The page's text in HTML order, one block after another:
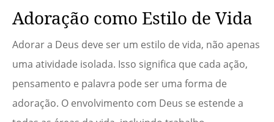
Adoração como Estilo de Vida
Adorar a Deus deve ser um estilo de vida, não apenas
uma atividade isolada. Isso significa que cada ação,
pensamento e palavra pode ser uma forma de
adoração. O envolvimento com Deus se estende a